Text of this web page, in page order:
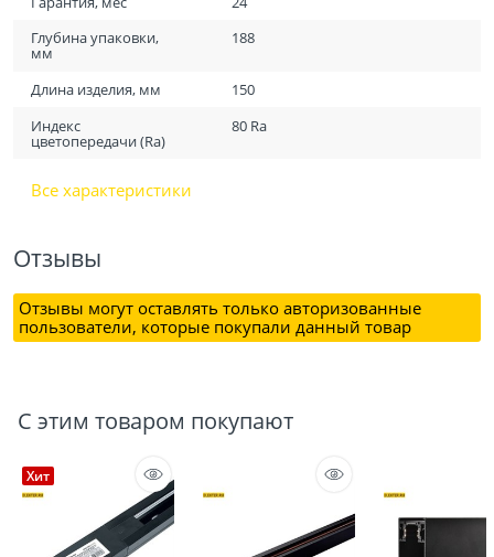
Глубина упаковки,
мм
188
Длина изделия, мм
150
Индекс
цветопередачи (Ra)
80 Ra
Все характеристики
Отзывы
Отзывы могут оставлять только авторизованные
пользователи, которые покупали данный товар
С этим товаром покупают
Хит